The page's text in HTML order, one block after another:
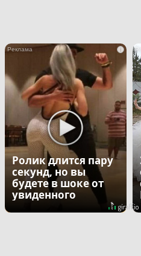
i
Ролик длится пару
секунд, но вы
будете в шоке от
увиденного